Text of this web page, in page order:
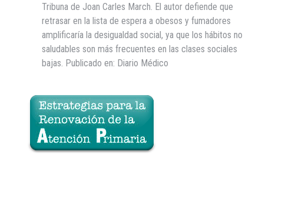
Tribuna de Joan Carles March. El autor defiende que
retrasar en la lista de espera a obesos y fumadores
amplificaría la desigualdad social, ya que los hábitos no
saludables son más frecuentes en las clases sociales
bajas. Publicado en: Diario Médico